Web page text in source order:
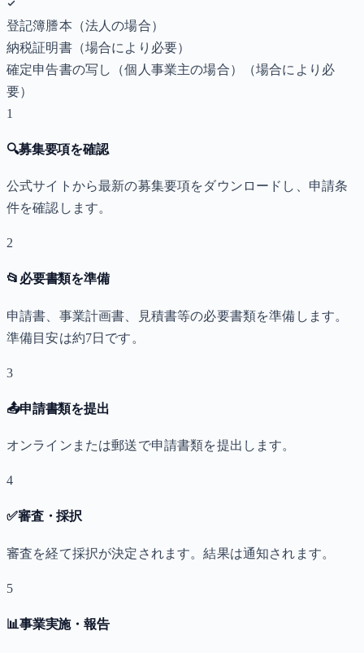
登記簿謄本（法人の場合）
納税証明書（場合により必要）
確定申告書の写し（個人事業主の場合）
（場合により必
要）
1
🔍募集要項を確認
公式サイトから最新の募集要項をダウンロードし、申請条
件を確認します。
2
📂 必要書類を準備
申請書、事業計画書、見積書等の必要書類を準備します。
準備目安は約7日です。
3
📤申請書類を提出
オンラインまたは郵送で申請書類を提出します。
4
✅審査・採択
審査を経て採択が決定されます。結果は通知されます。
5
📊事業実施・報告